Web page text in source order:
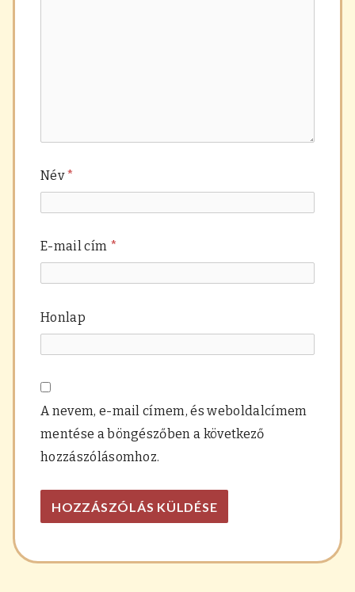
Név*
E-mail cím *
Honlap
A nevem, e-mail címem, és weboldalcímem
mentése a böngészőben a következő
hozzászólásomhoz.